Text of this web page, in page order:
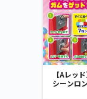
【Aレッ
シーンロ